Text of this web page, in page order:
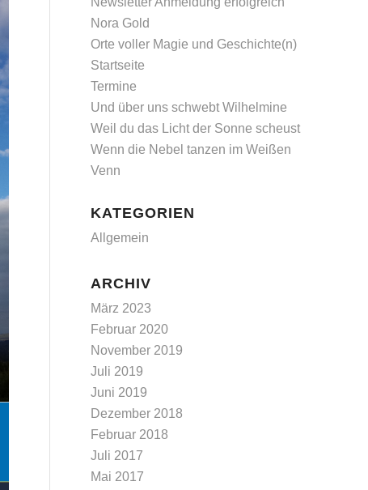
Nora Gold
Orte voller Magie und Geschichte(n)
Startseite
Termine
Und über uns schwebt Wilhelmine
Weil du das Licht der Sonne scheust
Wenn die Nebel tanzen im Weißen
Venn
KATEGORIEN
Allgemein
ARCHIV
März 2023
Februar 2020
November 2019
Juli 2019
Juni 2019
Dezember 2018
Februar 2018
Juli 2017
Mai 2017